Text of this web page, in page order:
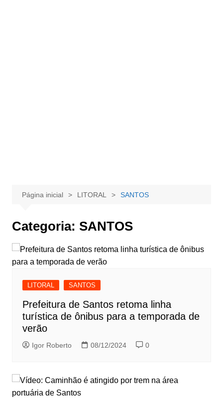
Página inicial LITORAL SANTOS
Categoria: SANTOS
LITORAL SANTOS
Prefeitura de Santos retoma linha
turística de ônibus para a temporada de
verão
Igor Roberto 08/12/2024 0